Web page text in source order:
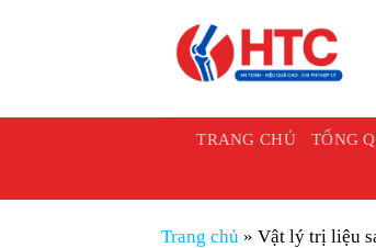
TRANG CHỦ TỔNG
Trang chủ » Vật lý trị liệu